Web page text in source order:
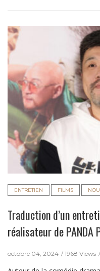
ENTRETIEN FILMS
Traduction d’un
réalisateur de PANDA
octobre 04, 2024 1968 Views